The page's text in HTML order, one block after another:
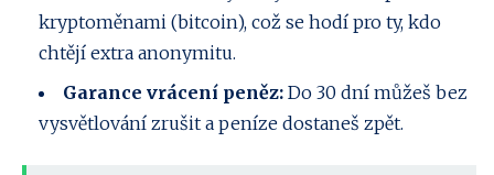
kryptoměnami (bitcoin), což se hodí pro ty, kdo
chtějí extra anonymitu.
Garance vrácení peněz: Do 30 dní můžeš bez
vysvětlování zrušit a peníze dostaneš zpět.